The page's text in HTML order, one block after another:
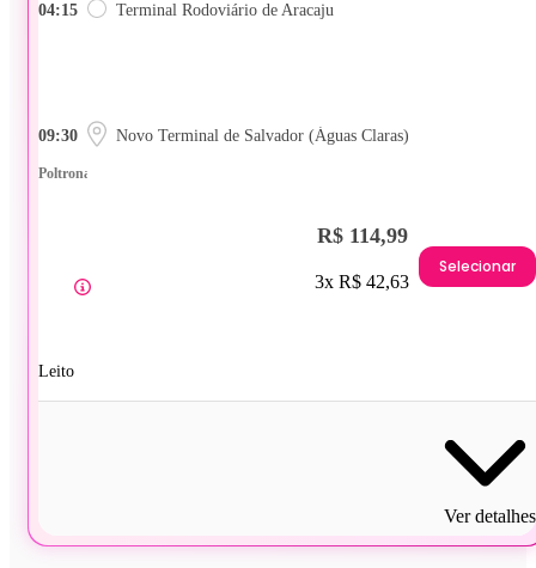
04:15 Terminal Rodoviário de Aracaju
09:30 Novo Terminal de Salvador (Águas Claras)
Poltrona
Leito
R$ 114,99
3x R$ 42,63
Selecionar
Ver detalhes